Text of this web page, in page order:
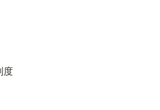
度